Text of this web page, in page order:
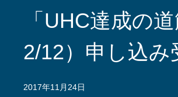
「UHC達成の
2/12）申し込み
2017年11月24日